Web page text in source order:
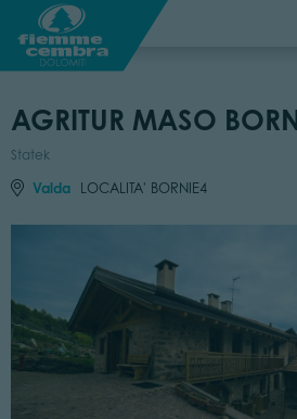
AGRITUR MASO
Statek
Valda LOCALITA' BORNIE4